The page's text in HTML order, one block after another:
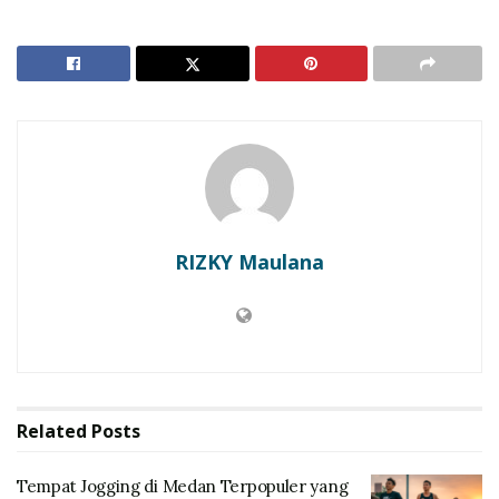
para pelaku UMKM agar tetap menjaga keaslian resep
warisan leluhur di tengah modernisasi kota yang kian
autentik di berbagai sudut jalan yang kini tertata jauh
lebih rapi dan bersih. Berdasarkan ulasan dari
, variasi bumbu rempah dalam
Jajanan Deli yang Klasik
bagi penikmat
akses untuk mendapatkan hidangan favorit menjadi
RIZKY Maulana
Related Posts
Tempat Jogging di Medan Terpopuler yang